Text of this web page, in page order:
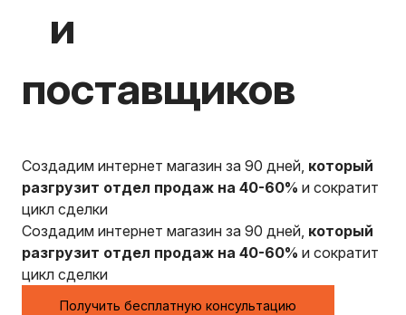
и
поставщиков
Создадим интернет магазин за 90 дней, который
разгрузит отдел продаж на 40-60% и сократит
цикл сделки
Создадим интернет магазин за 90 дней, который
разгрузит отдел продаж на 40-60% и сократит
цикл сделки
Получить бесплатную консультацию